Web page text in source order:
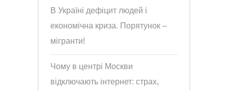
В Україні дефіцит людей і
економічна криза. Порятунок –
мігранти!
Чому в центрі Москви
відключають інтернет: страх,